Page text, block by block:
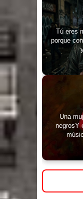
Tú eres
porque
Una
negrosY